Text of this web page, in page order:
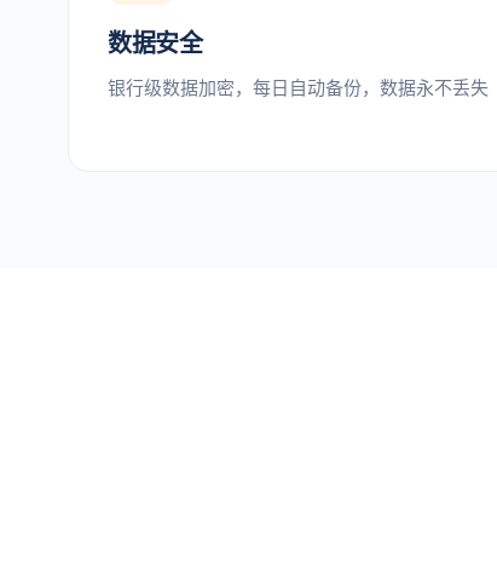
数据安全
银行级数据加密，每日自动备份，数据永不丢失